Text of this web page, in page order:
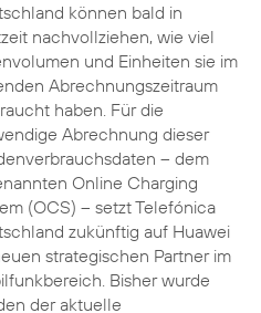
können bald in
nachvollziehen, wie viel
und Einheiten sie im
Abrechnungszeitraum
haben. Für die
Abrechnung dieser
– dem
Online Charging
(OCS) – setzt Telefónica
zukünftig auf Huawei
strategischen Partner im
Bisher wurde
der aktuelle